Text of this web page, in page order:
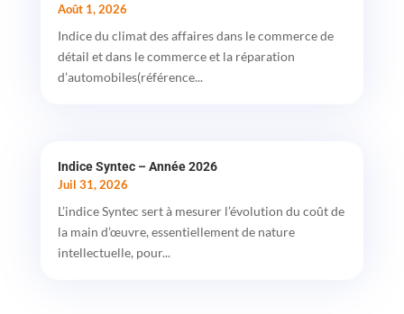
Août 1, 2026
Indice du climat des affaires dans le commerce de
détail et dans le commerce et la réparation
d’automobiles(référence...
Indice Syntec – Année 2026
Juil 31, 2026
L’indice Syntec sert à mesurer l’évolution du coût de
la main d’œuvre, essentiellement de nature
intellectuelle, pour...